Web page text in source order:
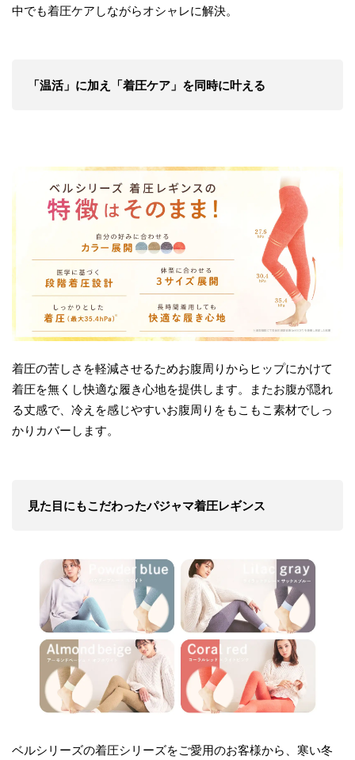
中でも着圧ケアしながらオシャレに解決。
「温活」に加え「着圧ケア」を同時に叶える
着圧の苦しさを軽減させるためお腹周りからヒップにかけて
着圧を無くし快適な履き心地を提供します。またお腹が隠れ
る丈感で、冷えを感じやすいお腹周りをもこもこ素材でしっ
かりカバーします。
見た目にもこだわったパジャマ着圧レギンス
ベルシリーズの着圧シリーズをご愛用のお客様から、寒い冬